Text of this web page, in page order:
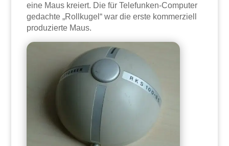
eine Maus kreiert. Die für Telefunken-Computer
gedachte „Rollkugel“ war die erste kommerziell
produzierte Maus.